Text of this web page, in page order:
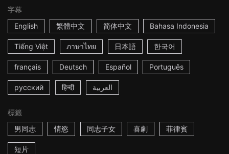
字幕
English
繁體中文 简体中文 Bahasa Indonesia
Tiếng Việt ภาษาไทย 日本語 한국어
français Deutsch Español Português
русский हिन्दी العربية
標籤
男同志
情慾 同志子女 喜劇 菲律賓
短片